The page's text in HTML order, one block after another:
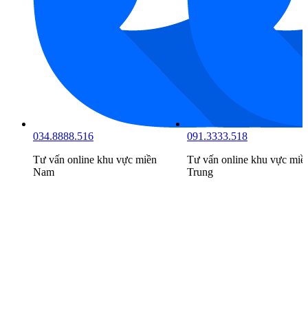
034.8888.516
Tư vấn online khu vực miền
Nam
091.3333.518
Tư vấn online khu vực
Trung